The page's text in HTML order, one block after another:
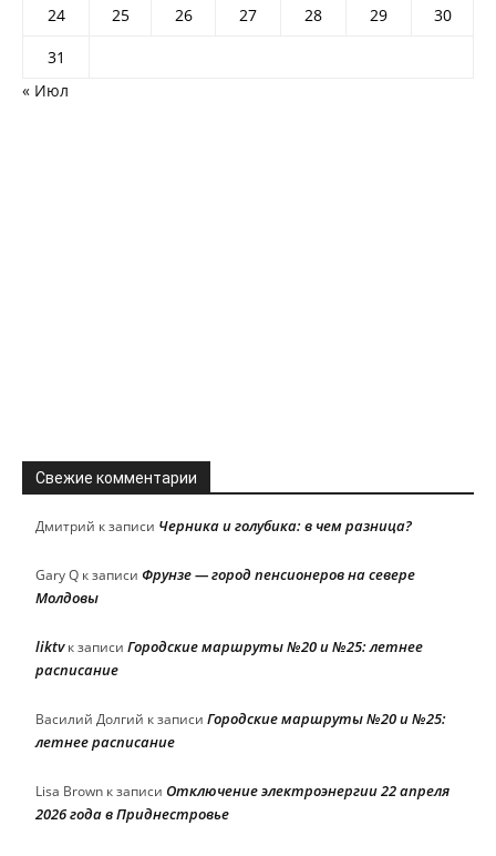
24
25 26 27 28 29
30
31
« Июл
Свежие комментарии
Дмитрий к записи Черника и голубика: в чем разница?
Gary Q к записи Фрунзе — город пенсионеров на севере
Молдовы
liktvк записи Городские маршруты №20 и №25: летнее
расписание
Василий Долгий к записи Городские маршруты №20 и №25:
летнее расписание
Lisa Brown к записи Отключение электроэнергии 22 апреля
2026 года в Приднестровье